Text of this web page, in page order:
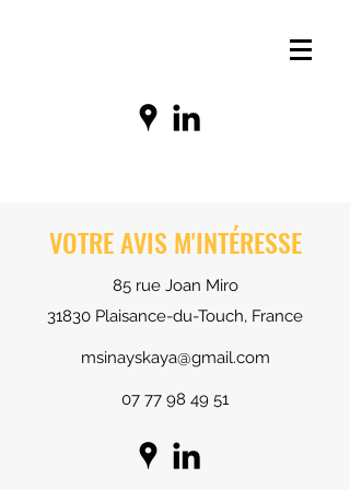
VOTRE AVIS M'INTÉRESSE
85 rue Joan Miro
31830 Plaisance-du-Touch, France
msinayskaya@gmail.com
07 77 98 49 51